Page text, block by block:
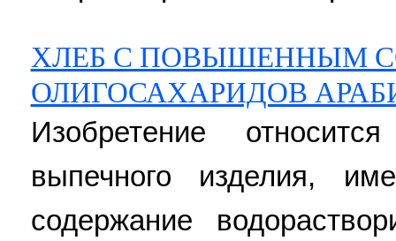
ХЛЕБ С ПОВЫШЕННЫМ
ОЛИГОСАХАРИДОВ
Изобретение
выпечного изделия,
содержание